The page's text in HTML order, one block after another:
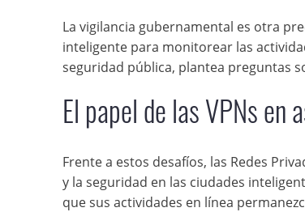
La vigilancia gubernamental es otra
inteligente para monitorear las
seguridad pública, plantea preguntas
El papel de las VPNs
Frente a estos desafíos, las Redes
y la seguridad en las ciudades
que sus actividades en línea